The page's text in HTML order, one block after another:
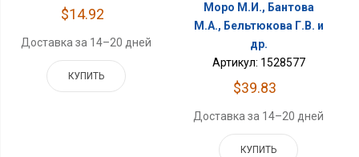
$14.92
Доставка за 14–20 дней
КУПИТЬ
Моро М.И., Бантова
М.А., Бельтюкова Г.В. и
др.
Артикул: 1528577
$39.83
Доставка за 14–20 дней
КУПИТЬ